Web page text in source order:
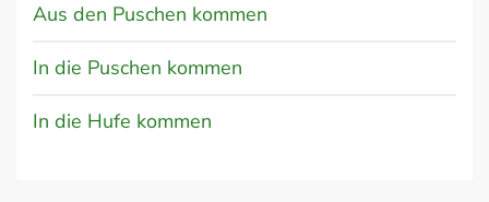
Aus den Puschen kommen
In die Puschen kommen
In die Hufe kommen